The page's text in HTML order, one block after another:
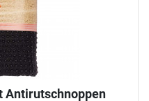
Antirutschnoppen